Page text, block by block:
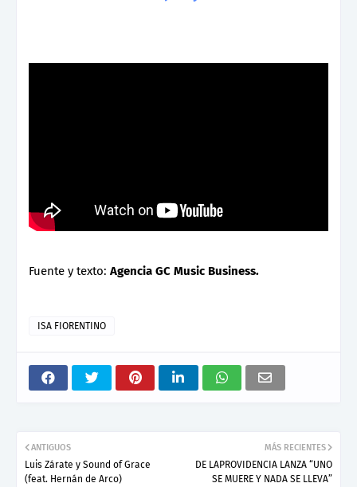
Fuente y texto: Agencia GC Music Business.
ISA FIORENTINO
MÁS RECIENTES
DE LAPROVIDENCIA LANZA “UNO
SE MUERE Y NADA SE LLEVA”
ANTIGUOS
Luis Zárate y Sound of Grace
(feat. Hernán de Arco)